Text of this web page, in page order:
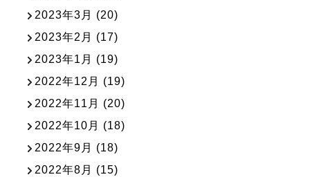
2023年3月 (20)
2023年2月 (17)
2023年1月 (19)
2022年12月 (19)
2022年11月 (20)
2022年10月 (18)
2022年9月 (18)
2022年8月 (15)